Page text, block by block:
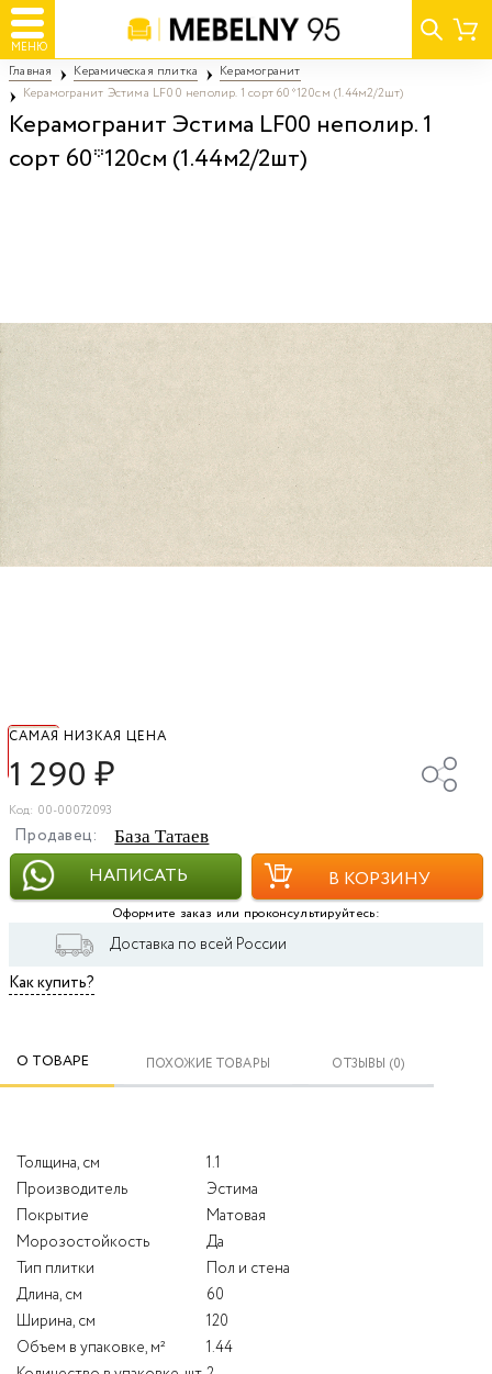
МЕНЮ
Главная Керамическая плитка
Керамогранит
Керамогранит Эстима LF00 неполир. 1 сорт 60*120см (1.44м2/2шт)
Керамогранит Эстима LF00 неполир. 1
сорт 60*120см (1.44м2/2шт)
САМАЯ НИЗКАЯ ЦЕНА
1 290₽
Код: 00-00072093
Продавец: База Татаев
НАПИСАТЬ В КОРЗИНУ
Оформите заказ или проконсультируйтесь:
Доставка по всей России
Как купить?
О ТОВАРЕ ПОХОЖИЕ ТОВАРЫ ОТЗЫВЫ (0)
Толщина, см
1.1
Производитель
Эстима
Покрытие
Матовая
Морозостойкость
Да
Тип плитки
Пол и стена
Длина, см
60
Ширина, см
120
Объем в упаковке, м²
1.44